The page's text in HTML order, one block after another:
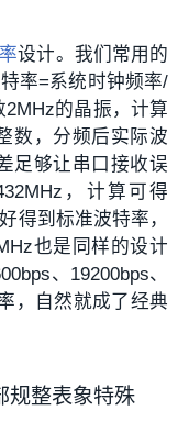
设计。我们常用的
率=系统时钟频率/
2MHz的晶振，计算
数，分频后实际波
足够让串口接收误
，计算可得
得到标准波特率，
也是同样的设计
、19200bps、
，自然就成了经典
规整表象特殊